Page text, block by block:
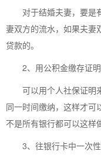
对于结婚夫妻，要是
妻双方的流水，如果夫妻
贷款的。
2、用公积金缴存证明
可以用个人社保证明
同一时间缴纳，这样才可
不是所有银行都可以这样
3、往银行卡中一次性